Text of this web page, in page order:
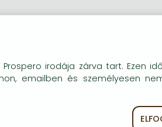
on Studies on Microfungi
irodája zárva tart. Ezen
emailben és személyesen
melyek célja, hogy teljesebb